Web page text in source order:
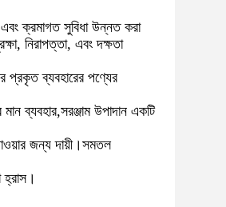
ক্রমাগত সুবিধা উন্নত করা
নিরাপত্তা, এবং দক্ষতা
প্রকৃত ব্যবহারের পণ্যের
ব্যবহার,সরঞ্জাম উপাদান একটি
জন্য দায়ী।সমতল